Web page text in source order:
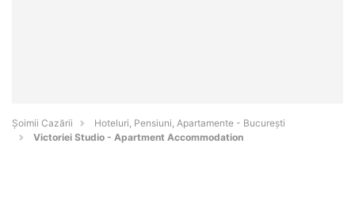
Șoimii Cazării
Hoteluri, Pensiuni, Apartamente - Bucureşti
Victoriei Studio - Apartment Accommodation